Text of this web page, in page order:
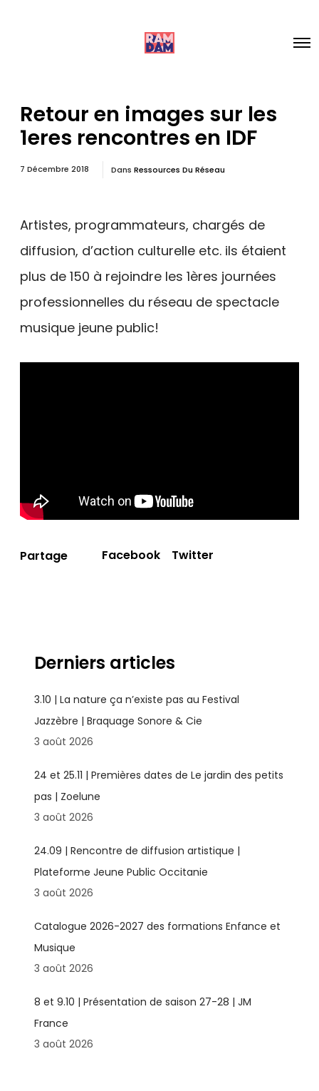
Retour en images sur les
1eres rencontres en IDF
7 Décembre 2018 Dans Ressources Du Réseau
Artistes, programmateurs, chargés de
diffusion, d’action culturelle etc. ils étaient
plus de 150 à rejoindre les 1ères journées
professionnelles du réseau de spectacle
musique jeune public!
Partage Facebook Twitter
Derniers articles
3.10 | La nature ça n’existe pas au Festival
Jazzèbre | Braquage Sonore & Cie
3 août 2026
24 et 25.11 | Premières dates de Le jardin des petits
pas | Zoelune
3 août 2026
24.09 | Rencontre de diffusion artistique |
Plateforme Jeune Public Occitanie
3 août 2026
Catalogue 2026-2027 des formations Enfance et
Musique
3 août 2026
8 et 9.10 | Présentation de saison 27-28 | JM
France
3 août 2026